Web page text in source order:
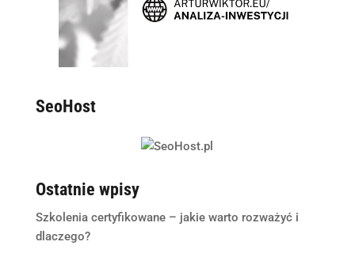
SeoHost
Ostatnie wpisy
Szkolenia certyfikowane – jakie warto rozważyć i
dlaczego?